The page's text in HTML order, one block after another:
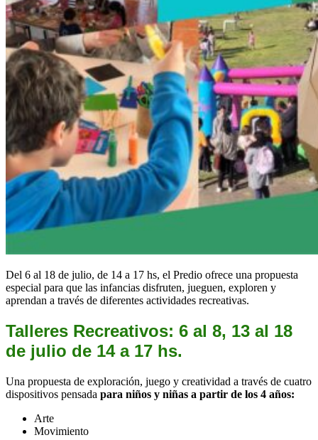
Del 6 al 18 de julio, de 14 a 17 hs, el Predio ofrece una propuesta
especial para que las infancias disfruten, jueguen, exploren y
aprendan a través de diferentes actividades recreativas.
Talleres Recreativos: 6 al 8, 13 al 18
de julio de 14 a 17 hs.
Una propuesta de exploración, juego y creatividad a través de cuatro
dispositivos pensada para niños y niñas a partir de los 4 años:
Arte
Movimiento